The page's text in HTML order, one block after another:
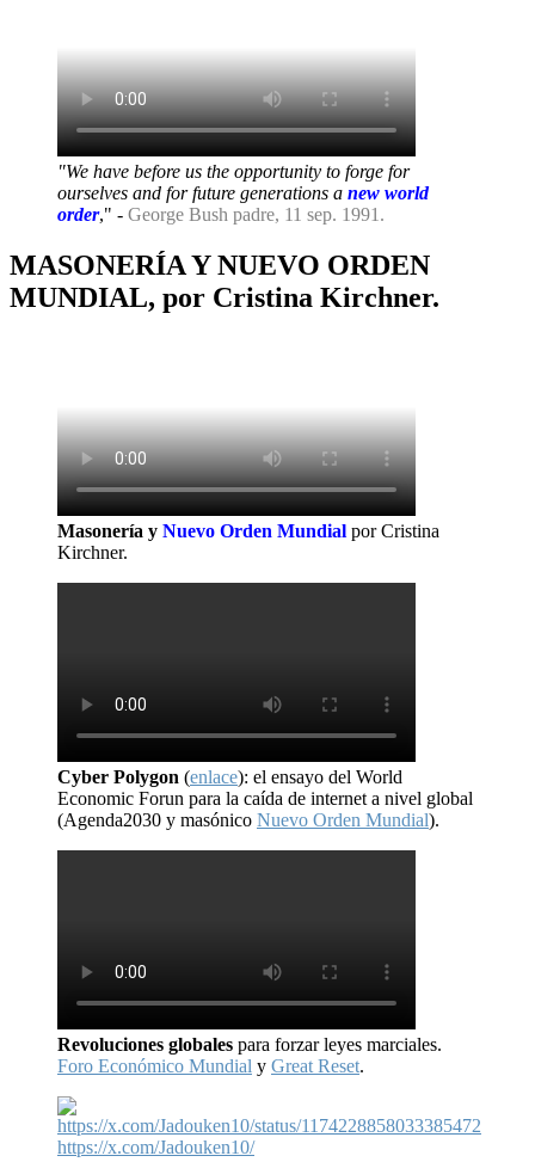
"We have before us the opportunity to forge for
ourselves and for future generations a new world
order," - George Bush padre, 11 sep. 1991.
MASONERÍA Y NUEVO ORDEN
MUNDIAL, por Cristina Kirchner.
Masonería y Nuevo Orden Mundial por Cristina
Kirchner.
Cyber Polygon (enlace): el ensayo del World
Economic Forun para la caída de internet a nivel global
(Agenda2030 y masónico Nuevo Orden Mundial).
Revoluciones globales para forzar leyes marciales.
Foro Económico Mundial y Great Reset.
https://x.com/Jadouken10/